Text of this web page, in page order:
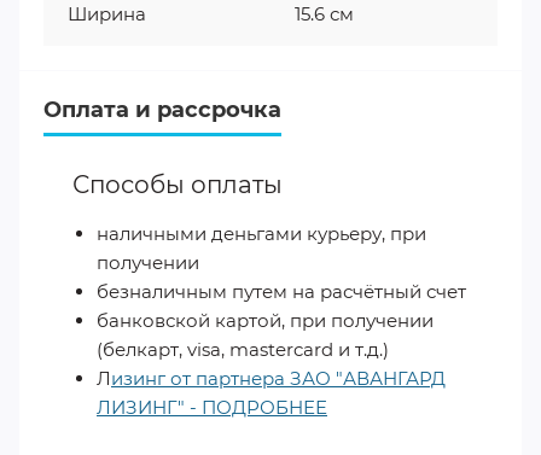
Ширина 15.6 см
Оплата и рассрочка
Способы оплаты
наличными деньгами курьеру, при
получении
безналичным путем на расчётный счет
банковской картой, при получении
(белкарт, visa, mastercard и т.д.)
Лизинг от партнера ЗАО "АВАНГАРД
ЛИЗИНГ" - ПОДРОБНЕЕ